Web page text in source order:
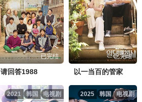
已完结
请回答1988
已完结
以一当百的管家
电视剧
韩国
2021 电视剧
韩国
2025